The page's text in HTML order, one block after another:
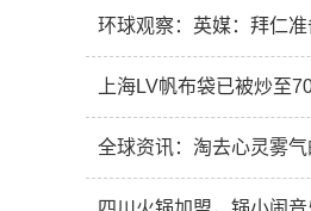
环球观察：英媒：拜仁
上海LV帆布袋已被炒至
全球资讯：淘去心灵雾